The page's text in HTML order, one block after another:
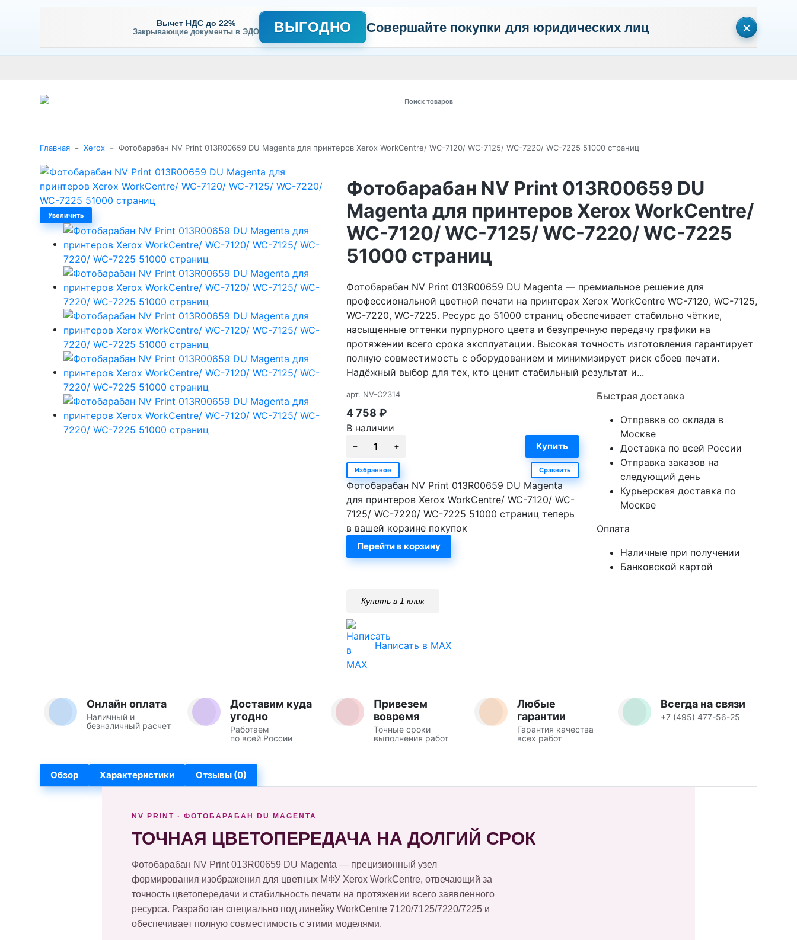
Вычет НДС до 22%
Закрывающие документы в ЭДО ВЫГОДНО Совершайте покупки для юридических лиц ×
Главная - Xerox - Фотобарабан NV Print 013R00659 DU Magenta для принтеров Xerox WorkCentre/ WC-7120/ WC-7125/ WC-7220/ WC-7225 51000 страниц
Увеличить
Фотобарабан NV Print 013R00659 DU
Magenta для принтеров Xerox WorkCentre/
WC-7120/ WC-7125/ WC-7220/ WC-7225
51000 страниц
Фотобарабан NV Print 013R00659 DU Magenta — премиальное решение для
профессиональной цветной печати на принтерах Xerox WorkCentre WC-7120, WC-7125,
WC-7220, WC-7225. Ресурс до 51000 страниц обеспечивает стабильно чёткие,
насыщенные оттенки пурпурного цвета и безупречную передачу графики на
протяжении всего срока эксплуатации. Высокая точность изготовления гарантирует
полную совместимость с оборудованием и минимизирует риск сбоев печати.
Надёжный выбор для тех, кто ценит стабильный результат и...
арт. NV-C2314
4 758 ₽
В наличии
Избранное Сравнить
Фотобарабан NV Print 013R00659 DU Magenta
для принтеров Xerox WorkCentre/ WC-7120/ WC-
7125/ WC-7220/ WC-7225 51000 страниц теперь
в вашей корзине покупок
Перейти в корзину
Быстрая доставка
Отправка со склада в
Москве
Доставка по всей России
Отправка заказов на
следующий день
Курьерская доставка по
Москве
Оплата
Наличные при получении
Банковской картой
Купить в 1 клик
Написать в MAX
Онлайн оплата
Наличный и
безналичный расчет
Доставим куда
угодно
Работаем
по всей России
Привезем
вовремя
Точные сроки
выполнения работ
Любые
гарантии
Гарантия качества
всех работ
Всегда на связи
+7 (495) 477-56-25
Обзор Характеристики Отзывы (0)
NV PRINT · ФОТОБАРАБАН DU MAGENTA
ТОЧНАЯ ЦВЕТОПЕРЕДАЧА НА ДОЛГИЙ СРОК
Фотобарабан NV Print 013R00659 DU Magenta — прецизионный узел
формирования изображения для цветных МФУ Xerox WorkCentre, отвечающий за
точность цветопередачи и стабильность печати на протяжении всего заявленного
ресурса. Разработан специально под линейку WorkCentre 7120/7125/7220/7225 и
обеспечивает полную совместимость с этими моделями.